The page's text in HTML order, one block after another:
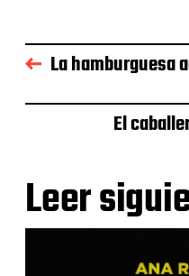
La hamburguesa
El
Leer